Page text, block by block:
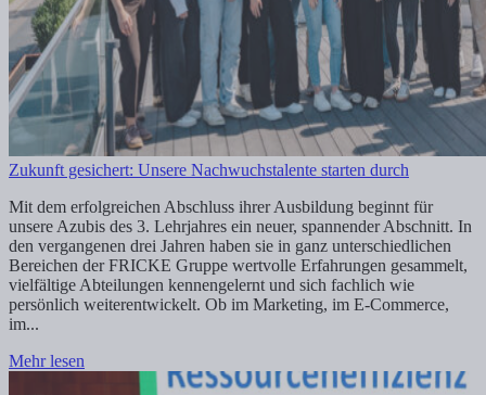
Zukunft gesichert: Unsere Nachwuchstalente starten durch
Mit dem erfolgreichen Abschluss ihrer Ausbildung beginnt für
unsere Azubis des 3. Lehrjahres ein neuer, spannender Abschnitt. In
den vergangenen drei Jahren haben sie in ganz unterschiedlichen
Bereichen der FRICKE Gruppe wertvolle Erfahrungen gesammelt,
vielfältige Abteilungen kennengelernt und sich fachlich wie
persönlich weiterentwickelt. Ob im Marketing, im E-Commerce,
im...
Mehr lesen